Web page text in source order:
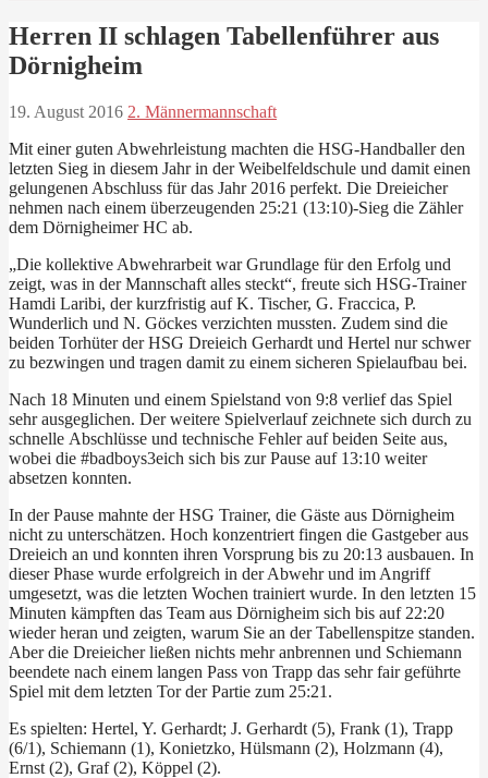
Herren II schlagen Tabellenführer aus
Dörnigheim
19. August 2016 2. Männermannschaft
Mit einer guten Abwehrleistung machten die HSG-Handballer den
letzten Sieg in diesem Jahr in der Weibelfeldschule und damit einen
gelungenen Abschluss für das Jahr 2016 perfekt. Die Dreieicher
nehmen nach einem überzeugenden 25:21 (13:10)-Sieg die Zähler
dem Dörnigheimer HC ab.
„Die kollektive Abwehrarbeit war Grundlage für den Erfolg und
zeigt, was in der Mannschaft alles steckt“, freute sich HSG-Trainer
Hamdi Laribi, der kurzfristig auf K. Tischer, G. Fraccica, P.
Wunderlich und N. Göckes verzichten mussten. Zudem sind die
beiden Torhüter der HSG Dreieich Gerhardt und Hertel nur schwer
zu bezwingen und tragen damit zu einem sicheren Spielaufbau bei.
Nach 18 Minuten und einem Spielstand von 9:8 verlief das Spiel
sehr ausgeglichen. Der weitere Spielverlauf zeichnete sich durch zu
schnelle Abschlüsse und technische Fehler auf beiden Seite aus,
wobei die #badboys3eich sich bis zur Pause auf 13:10 weiter
absetzen konnten.
In der Pause mahnte der HSG Trainer, die Gäste aus Dörnigheim
nicht zu unterschätzen. Hoch konzentriert fingen die Gastgeber aus
Dreieich an und konnten ihren Vorsprung bis zu 20:13 ausbauen. In
dieser Phase wurde erfolgreich in der Abwehr und im Angriff
umgesetzt, was die letzten Wochen trainiert wurde. In den letzten 15
Minuten kämpften das Team aus Dörnigheim sich bis auf 22:20
wieder heran und zeigten, warum Sie an der Tabellenspitze standen.
Aber die Dreieicher ließen nichts mehr anbrennen und Schiemann
beendete nach einem langen Pass von Trapp das sehr fair geführte
Spiel mit dem letzten Tor der Partie zum 25:21.
Es spielten: Hertel, Y. Gerhardt; J. Gerhardt (5), Frank (1), Trapp
(6/1), Schiemann (1), Konietzko, Hülsmann (2), Holzmann (4),
Ernst (2), Graf (2), Köppel (2).